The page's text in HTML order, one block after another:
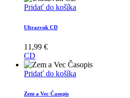
Pridať do košíka
Ultrazvuk CD
11,99 €
CD
Pridať do košíka
Zem a Vec Časopis